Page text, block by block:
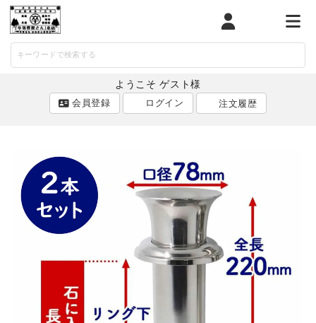
マイページカート メニ
ようこそ ゲスト様
会員登録
ログイン 注文履歴
ACCOUNT MENU
ようこそ ゲスト 様
会員登録